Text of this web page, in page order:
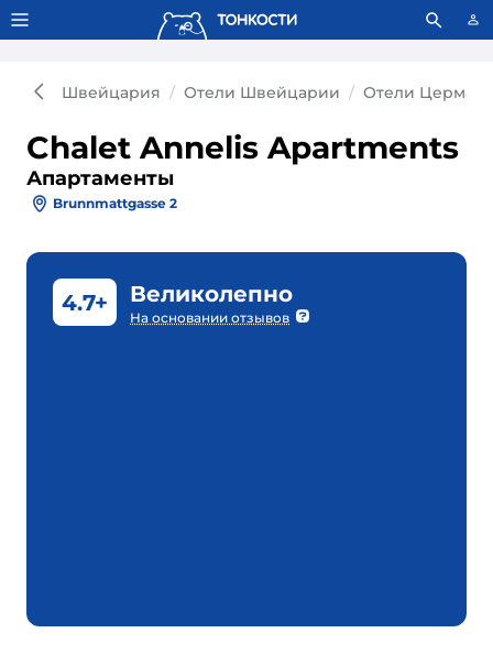
Тонкости используют сookie-файлы. Что это значит?
Швейцария Отели Швейцарии Отели
Chalet Annelis Apartments
Апартаменты
Brunnmattgasse 2
4.7+ Великолепно
На основании отзывов